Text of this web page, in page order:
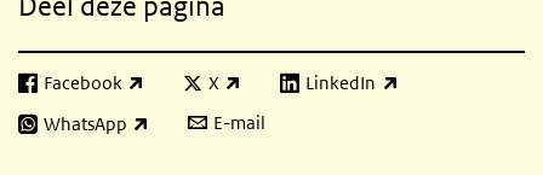
Facebook
(externe link) X
(externe link) LinkedIn
(externe link)
WhatsApp
(externe link) E-mail